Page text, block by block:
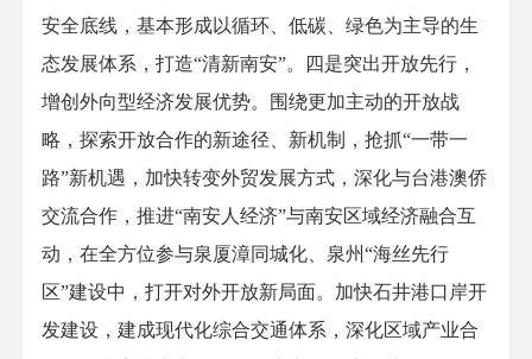
安全底线，基本形成以循环、低碳、绿色为主导的生
态发展体系，打造“清新南安”。四是突出开放先行，
增创外向型经济发展优势。围绕更加主动的开放战
略，探索开放合作的新途径、新机制，抢抓“一带一
路”新机遇，加快转变外贸发展方式，深化与台港澳侨
交流合作，推进“南安人经济”与南安区域经济融合互
动，在全方位参与泉厦漳同城化、泉州“海丝先行
区”建设中，打开对外开放新局面。加快石井港口岸开
发建设，建成现代化综合交通体系，深化区域产业合